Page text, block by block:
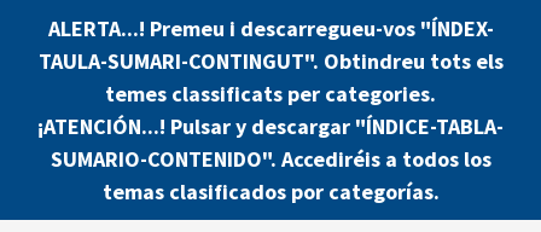
ALERTA...! Premeu i descarregueu-vos "ÍNDEX-
TAULA-SUMARI-CONTINGUT". Obtindreu tots els
temes classificats per categories.
¡ATENCIÓN...! Pulsar y descargar "ÍNDICE-TABLA-
SUMARIO-CONTENIDO". Accediréis a todos los
temas clasificados por categorías.